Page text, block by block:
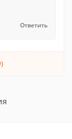
Ответить